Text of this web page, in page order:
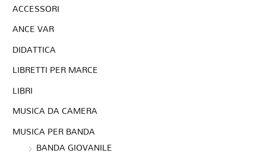
ACCESSORI
ANCE VAR
DIDATTICA
LIBRETTI PER MARCE
LIBRI
MUSICA DA CAMERA
MUSICA PER BANDA
BANDA GIOVANILE